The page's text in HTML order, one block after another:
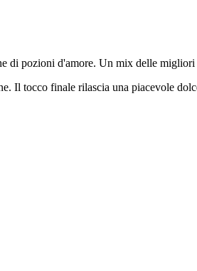
di pozioni d'amore. Un mix delle
Il tocco finale rilascia una piacevole